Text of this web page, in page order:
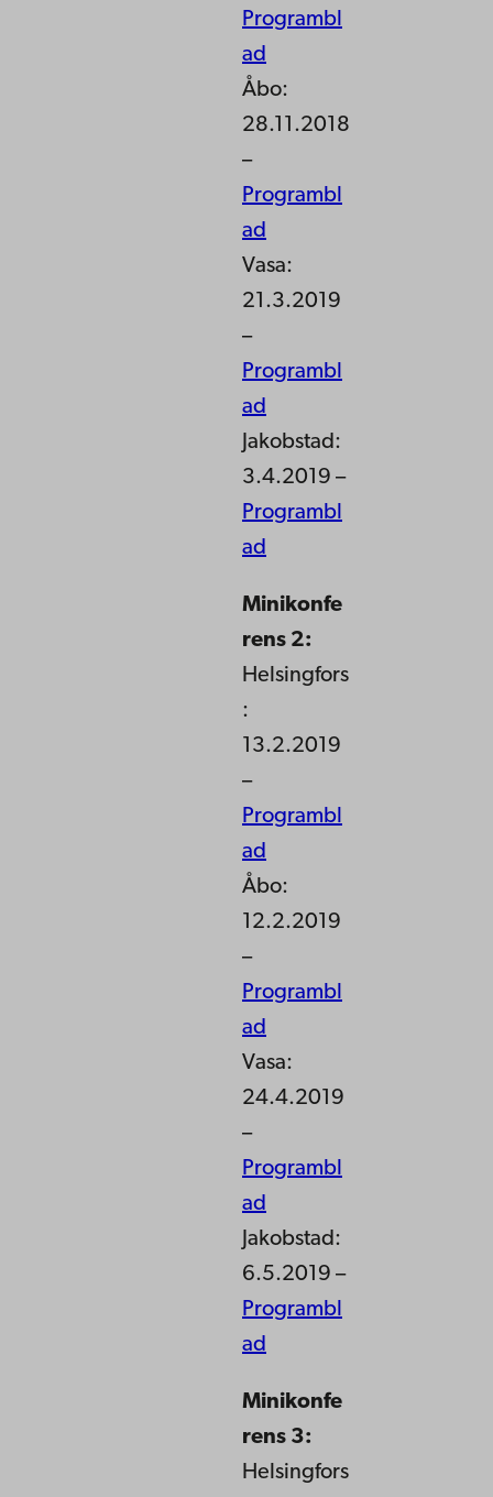
Programbl
ad
Åbo:
28.11.2018
–
Programbl
ad
Vasa:
21.3.2019
–
Programbl
ad
Jakobstad:
3.4.2019 –
Programbl
ad
Minikonfe
rens 2:
Helsingfors
:
13.2.2019
–
Programbl
ad
Åbo:
12.2.2019
–
Programbl
ad
Vasa:
24.4.2019
–
Programbl
ad
Jakobstad:
6.5.2019 –
Programbl
ad
Minikonfe
rens 3:
Helsingfors